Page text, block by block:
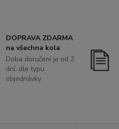
DOPRAVA ZDARMA
na všechna kola
Doba doručení je od 2
dní, dle typu
objednávky